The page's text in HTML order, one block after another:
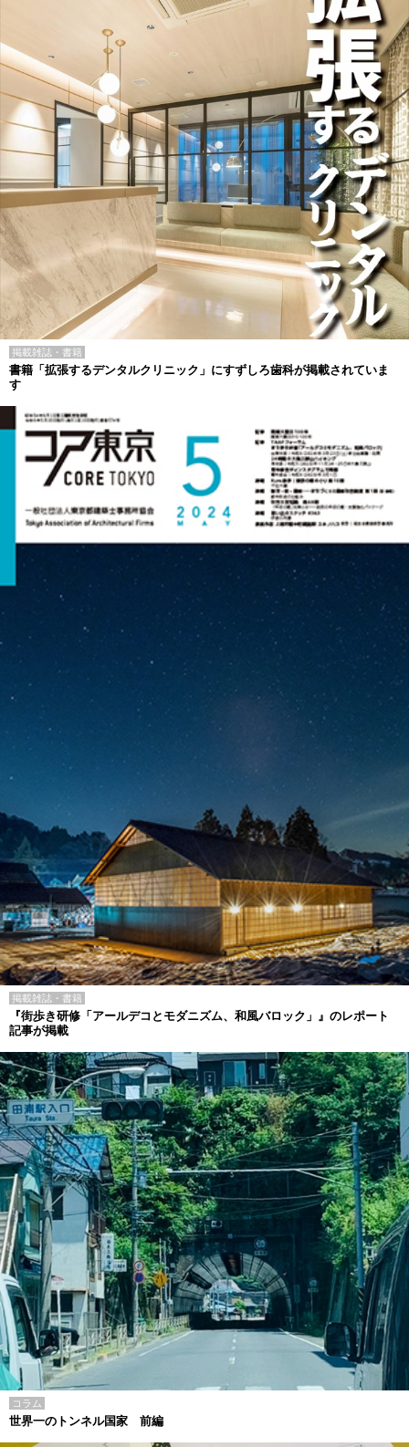
掲載雑誌・書籍
書籍「拡張するデンタルクリニック」にすずしろ歯科が掲載されていま
す
掲載雑誌・書籍
『街歩き研修「アールデコとモダニズム、和風バロック」』のレポート
記事が掲載
コラム
世界一のトンネル国家 前編